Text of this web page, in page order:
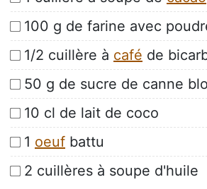
100 g de farine avec
1/2 cuillère à café de
50 g de sucre de canne
10 cl de lait de coco
1 oeuf battu
2 cuillères à soupe d'huile